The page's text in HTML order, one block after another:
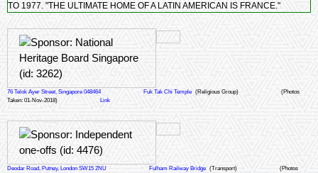
TO 1977. "THE ULTIMATE HOME OF A LATIN AMERICAN IS FRANCE."
76 Telok Ayer Street, Singapore 048464 Fuk Tak Chi Temple (Religious Group)
(Photos
Taken: 01-Nov-2018)
Link
Deodar Road, Putney, London SW15 2NU Fulham Railway Bridge (Transport)
(Photos